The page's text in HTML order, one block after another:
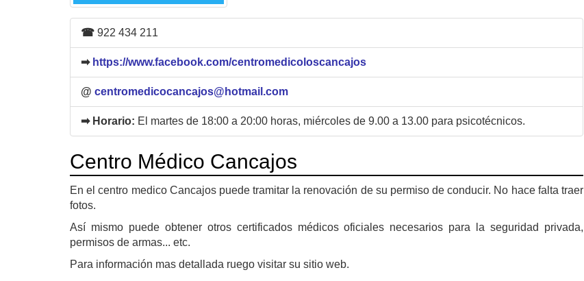
☎ 922 434 211
➡ https://www.facebook.com/centromedicoloscancajos
@ centromedicocancajos@hotmail.com
➡ Horario: El martes de 18:00 a 20:00 horas, miércoles de 9.00 a 13.00 para psicotécnicos.
Centro Médico Cancajos
En el centro medico Cancajos puede tramitar la renovación de su permiso de conducir. No hace falta traer
fotos.
Así mismo puede obtener otros certificados médicos oficiales necesarios para la seguridad privada,
permisos de armas... etc.
Para información mas detallada ruego visitar su sitio web.